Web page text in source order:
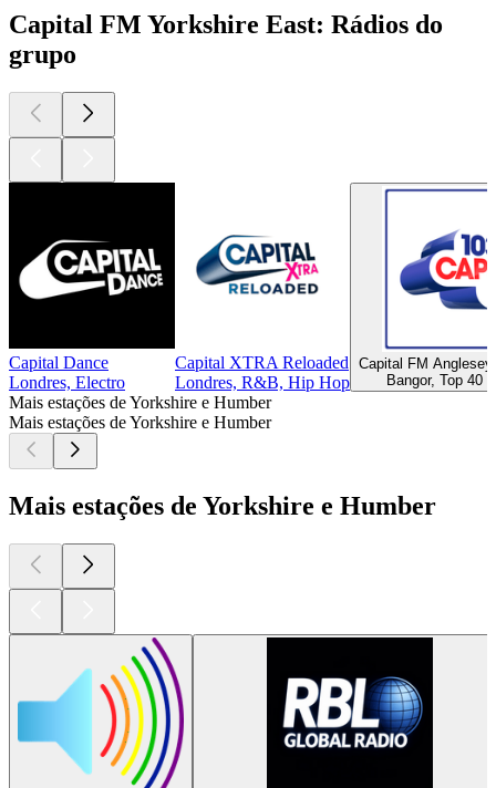
Capital FM Yorkshire East: Rádios do
grupo
Capital Dance
Londres, Electro
Capital XTRA Reloaded
Londres, R&B, Hip Hop
Capital FM
Bangor, Top 40
Mais estações de Yorkshire e Humber
Mais estações de Yorkshire e Humber
Mais estações de Yorkshire e Humber